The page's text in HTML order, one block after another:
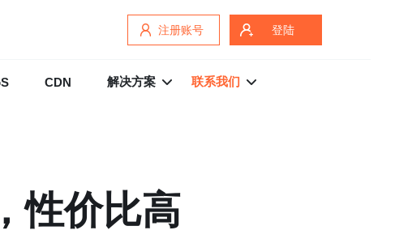
注册账号 登陆
CDN 解决方案 联系我们
性价比高